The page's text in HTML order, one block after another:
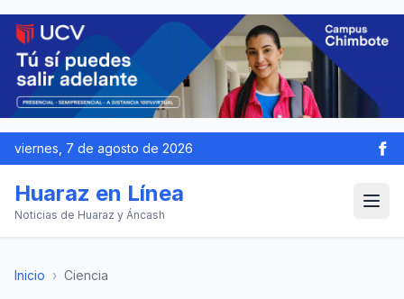
viernes, 7 de agosto de 2026
Huaraz en Línea
Noticias de Huaraz y Áncash
Inicio › Ciencia